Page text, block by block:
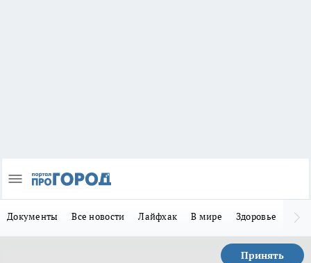
Документы Все новости Лайфхак В мире Здоровье
Принять